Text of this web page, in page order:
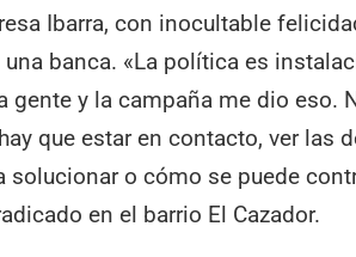
Ibarra, con inocultable
banca. «La política es
gente y la campaña me dio eso.
que estar en contacto, ver las
solucionar o cómo se puede
en el barrio El Cazador.